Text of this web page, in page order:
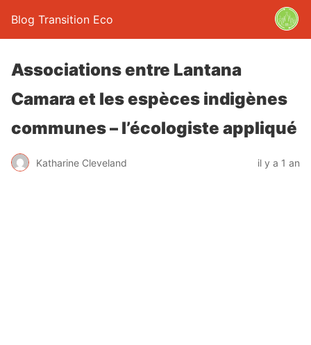
Blog Transition Eco
Associations entre Lantana
Camara et les espèces indigènes
communes – l’écologiste appliqué
Katharine Cleveland il y a 1 an